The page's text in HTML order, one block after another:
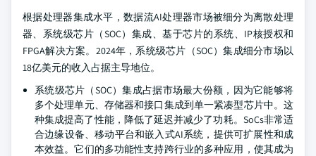
根据处理器集成水平，数据流AI处理器市场被细分为离散处理
器、系统级芯片（SOC）集成、基于芯片的系统、IP核授权和
FPGA解决方案。2024年，系统级芯片（SOC）集成细分市场以
18亿美元的收入占据主导地位。
系统级芯片（SOC）集成占据市场最大份额，因为它能够将
多个处理单元、存储器和接口集成到单一紧凑型芯片中。这
种集成提高了性能，降低了延迟并减少了功耗。SoCs非常适
合边缘设备、移动平台和嵌入式AI系统，提供可扩展性和成
本效益。它们的多功能性支持跨行业的多种应用，使其成为